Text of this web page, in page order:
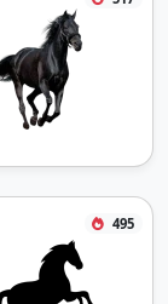
495